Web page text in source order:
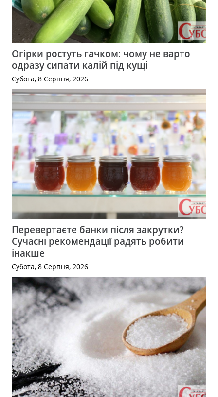
Огірки ростуть гачком: чому не варто
одразу сипати калій під кущі
Субота, 8 Серпня, 2026
Перевертаєте банки після закрутки?
Сучасні рекомендації радять робити
інакше
Субота, 8 Серпня, 2026